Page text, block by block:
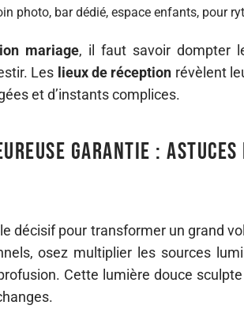
photo, bar dédié, espace enfants, pour
mariage, il faut savoir dompter
Les lieux de réception révèlent
et d’instants complices.
garantie :
décisif pour transformer un grand
osez multiplier les sources
Cette lumière douce